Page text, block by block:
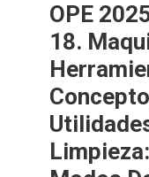
OPE
18.